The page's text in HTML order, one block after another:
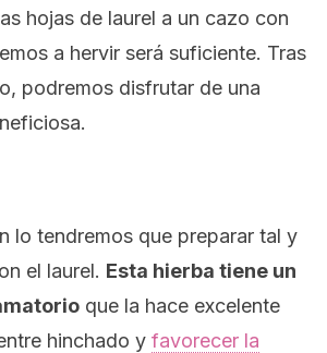
hojas de laurel a un cazo con
a hervir será suficiente. Tras
podremos disfrutar de una
lo tendremos que preparar tal y
el laurel. Esta hierba tiene un
que la hace excelente
hinchado y favorecer la